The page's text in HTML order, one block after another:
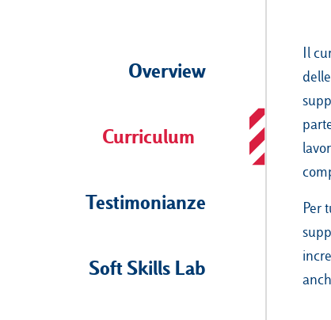
Overview
Curriculum
Testimonianze
Soft Skills Lab
Il
Per